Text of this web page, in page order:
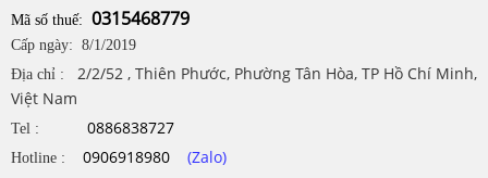
Mã số thuế: 0315468779
Cấp ngày: 8/1/2019
Địa chỉ : 2/2/52 , Thiên Phước, Phường Tân Hòa, TP Hồ Chí Minh,
Việt Nam
Tel : 0886838727
Hotline : 0906918980 (Zalo)